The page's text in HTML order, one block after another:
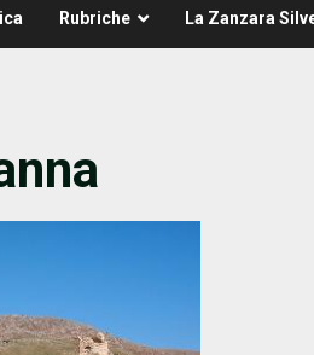
Rubriche La Zanzara